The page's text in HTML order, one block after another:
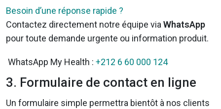
Besoin d’une réponse rapide ?
Contactez directement notre équipe viaWhatsApp
pour toute demande urgente ou information produit.
WhatsApp My Health : +212 6 60 000 124
3. Formulaire de contact en ligne
Un formulaire simple permettra bientôt à nos clients